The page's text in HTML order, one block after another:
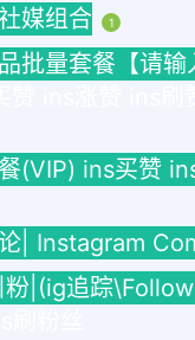
媒组合 1
批量套餐【请输
(VIP) ins买赞
| Instagram
粉|(ig追踪